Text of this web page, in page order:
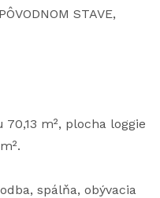
STAVE,
m², plocha loggie
spálňa, obývacia